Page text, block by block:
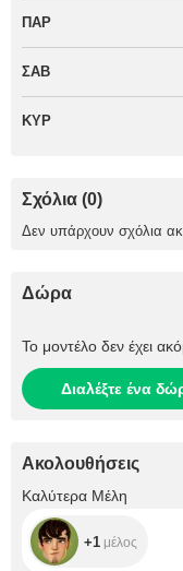
ΠΑΡ
ΣΑΒ
ΚΥΡ
Σχόλια (0)
Δεν υπάρχουν σχόλια
Δώρα
Το μοντέλο δεν έχει
Διαλέξτε ένα
Ακολουθήσεις
Καλύτερα Μέλη
+1
+1 μέλος